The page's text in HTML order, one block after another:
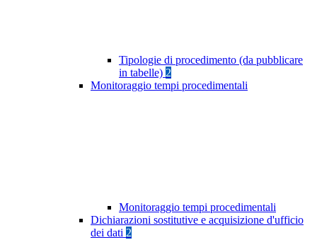
Tipologie di procedimento (da pubblicare
in tabelle) 2
Monitoraggio tempi procedimentali
Monitoraggio tempi procedimentali
Dichiarazioni sostitutive e acquisizione d'ufficio
dei dati 2